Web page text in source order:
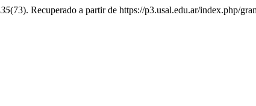
35(73). Recuperado a partir de https://p3.usal.edu.ar/index.php/